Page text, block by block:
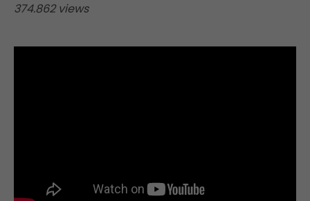
374.862 views